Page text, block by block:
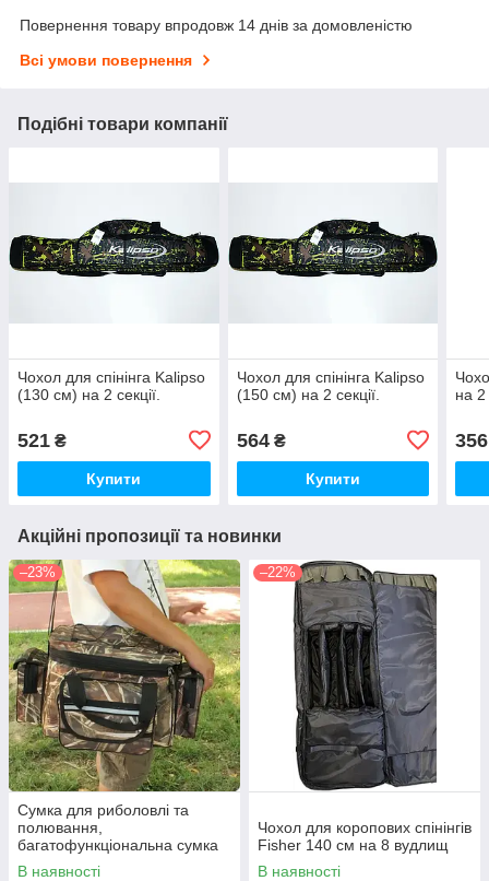
Повернення товару впродовж 14 днів за домовленістю
Всі умови повернення
Подібні товари компанії
Чохол для спінінга Kalipso
(130 см) на 2 секції.
521 ₴
Купити
Чохол для спінінга Kalipso
(150 см) на 2 секції.
564₴
Купити
на 2
356
Акційні пропозиції та новинки
–23%
Сумка для риболовлі та
полювання,
багатофункціональна сумка
органайзер
В наявності
–22%
Чохол для коропових спінінгів
Fisher 140 см на 8 вудлищ
В наявності